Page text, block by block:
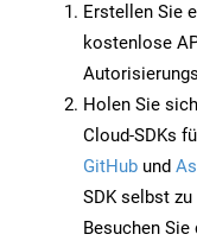
Erstellen Sie
kostenlose
Holen Sie
Cloud-SDKs
GitHub und
SDK selbst
Besuchen Sie